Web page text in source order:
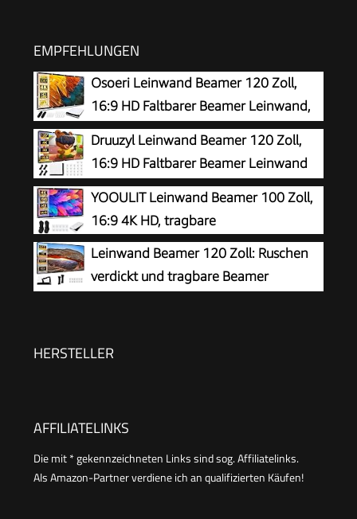
EMPFEHLUNGEN
Osoeri Leinwand Beamer 120 Zoll,
16:9 HD Faltbarer Beamer Leinwand,
Anti-Falten Doppelseitige Projector
Screen 265x149cm, Tragbarer Projektor
Leinwände für Zuhause, Schule, Treffen
Druuzyl Leinwand Beamer 120 Zoll,
16:9 HD Faltbarer Beamer Leinwand
Einfache Hängende Filmleinwand mit
Haken und Seilen Outdoor Movie
Projektionsleinwand für Heimkino Camping
YOOULIT Leinwand Beamer 100 Zoll,
16:9 4K HD, tragbare
Leinwand Beamer 120 Zoll: Ruschen
verdickt und tragbare Beamer
Garten, Camping, Büro, inkl. Haken & Seile
HERSTELLER
AFFILIATELINKS
Die mit * gekennzeichneten Links sind sog. Affiliatelinks.
Als Amazon-Partner verdiene ich an qualifizierten Käufen!